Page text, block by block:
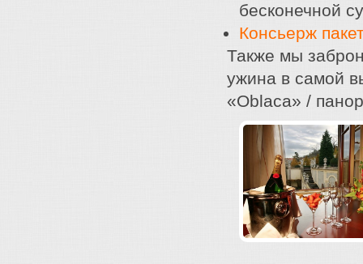
бесконечной
Консьерж
Также мы
ужина в самой
«Oblaca» /